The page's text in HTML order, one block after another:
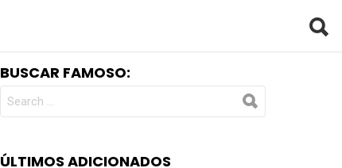
BUSCAR FAMOSO:
FOR:
ÚLTIMOS ADICIONADOS